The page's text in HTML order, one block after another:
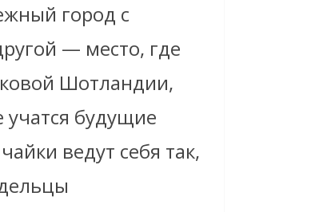
город с
— место, где
Шотландии,
учатся будущие
ведут себя так,